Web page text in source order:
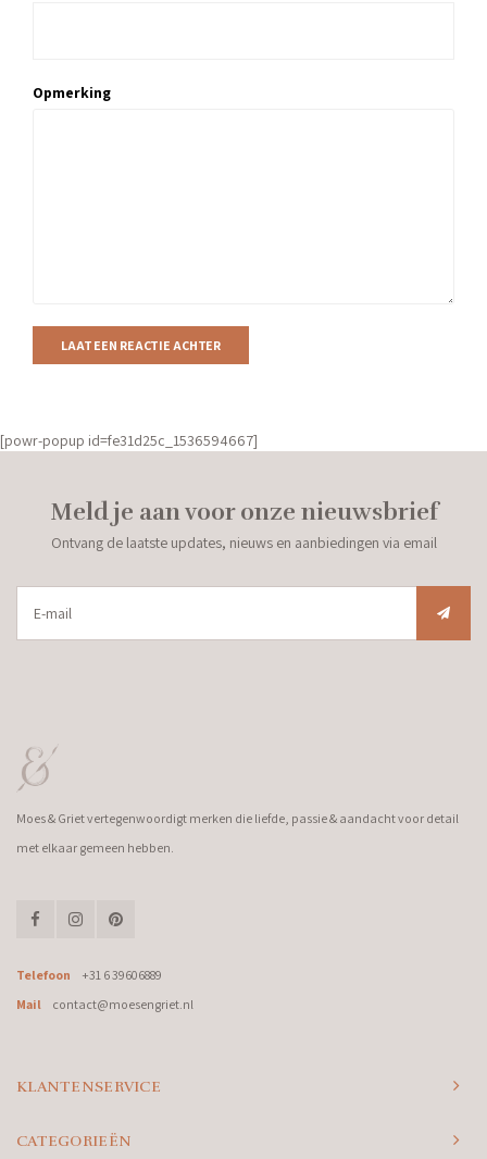
Opmerking
LAAT EEN REACTIE ACHTER
[powr-popup id=fe31d25c_1536594667]
Meld je aan voor onze nieuwsbrief
Ontvang de laatste updates, nieuws en aanbiedingen via email
Moes & Griet vertegenwoordigt merken die liefde, passie & aandacht voor detail
met elkaar gemeen hebben.
Telefoon
+31 6 39606889
Mail
contact@moesengriet.nl
KLANTENSERVICE
CATEGORIEËN